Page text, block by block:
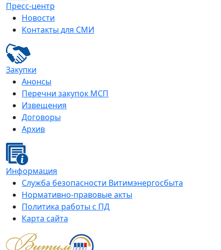
Пресс-центр
Новости
Контакты для СМИ
Закупки
Анонсы
Перечни закупок МСП
Извещения
Договоры
Архив
Информация
Служба безопасности Витимэнергосбыта
Нормативно-правовые акты
Политика работы с ПД
Карта сайта